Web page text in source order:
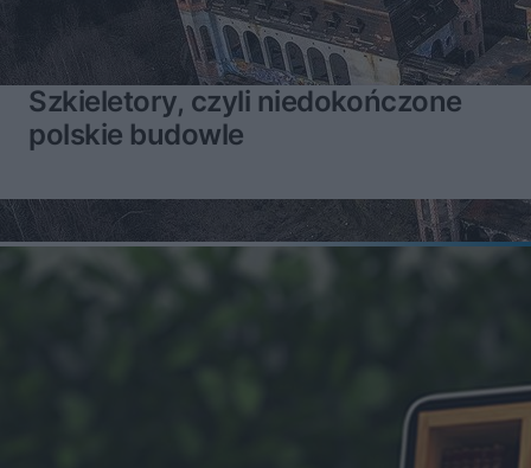
Szkieletory, czyli niedokończone
polskie budowle